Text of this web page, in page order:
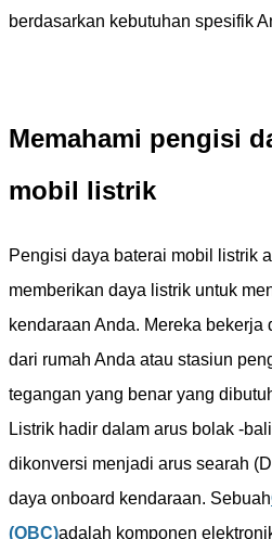
berdasarkan kebutuhan spesifik
Memahami pengisi
mobil listrik
Pengisi daya baterai mobil listrik
memberikan daya listrik untuk
kendaraan Anda. Mereka
dari rumah Anda atau stasiun
tegangan yang benar yang
Listrik hadir dalam arus bolak -
dikonversi menjadi arus searah
daya onboard kendaraan. Sebuah
(OBC)adalah komponen